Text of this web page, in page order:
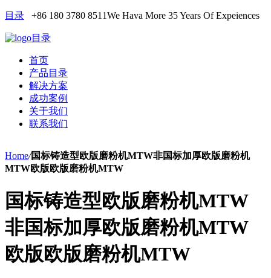
目录 +86 180 3780 8511We Hava More 35 Years Of Expeiences
目录
首页
产品目录
解决方案
成功案例
关于我们
联系我们
Home/国标铸造型欧版磨粉机MTW非国标加厚欧版磨粉机
MTW欧版欧版磨粉机MTW
国标铸造型欧版磨粉机MTW
非国标加厚欧版磨粉机MTW
欧版欧版磨粉机MTW